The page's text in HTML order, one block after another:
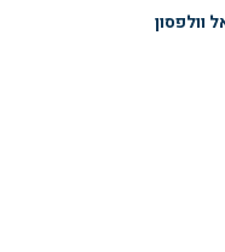
וולפסון